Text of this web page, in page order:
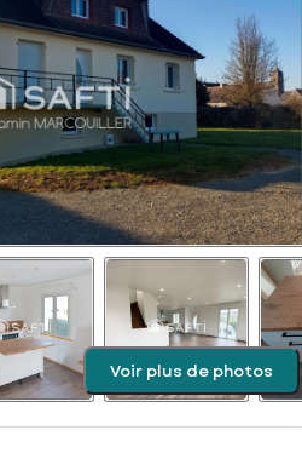
Voir plus de photos